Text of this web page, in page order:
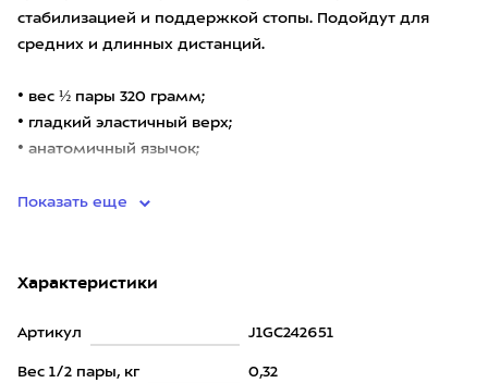
стабилизацией и поддержкой стопы. Подойдут для
средних и длинных дистанций.
• вес ½ пары 320 грамм;
• гладкий эластичный верх;
• анатомичный язычок;
Показать еще
Характеристики
Артикул J1GC242651
Вес 1/2 пары, кг 0,32